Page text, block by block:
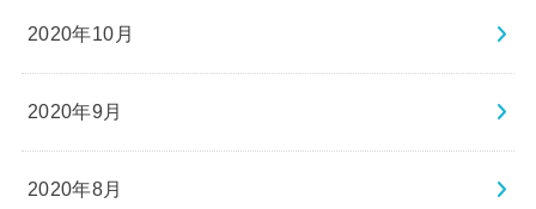
2020年10月
2020年9月
2020年8月